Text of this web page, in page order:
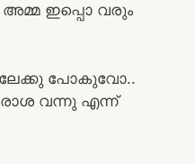
അമ്മ ഇപ്പൊ വരും
പോകുവോ..
വന്നു എന്ന്